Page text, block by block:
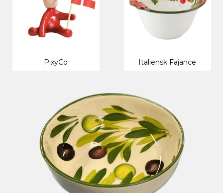
PixyCo Italiensk Fajance